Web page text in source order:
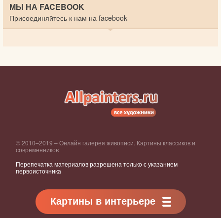
МЫ НА FACEBOOK
Присоединяйтесь к нам на facebook
© 2010–2019 – Онлайн галерея живописи. Картины классиков и
современников
Перепечатка материалов разрешена только с указанием
первоисточника
Картины в интерьере